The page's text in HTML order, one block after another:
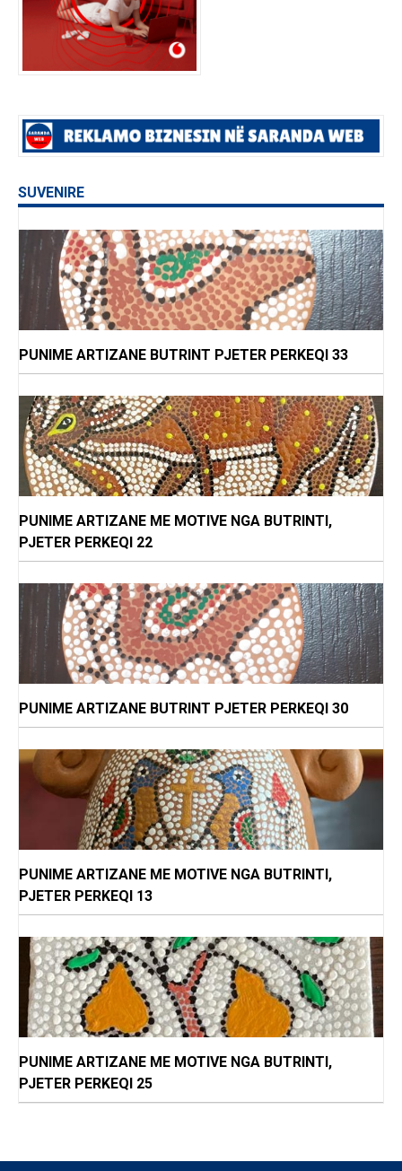
SUVENIRE
PUNIME ARTIZANE BUTRINT PJETER PERKEQI 33
PUNIME ARTIZANE ME MOTIVE NGA BUTRINTI,
PJETER PERKEQI 22
PUNIME ARTIZANE BUTRINT PJETER PERKEQI 30
PUNIME ARTIZANE ME MOTIVE NGA BUTRINTI,
PJETER PERKEQI 13
PUNIME ARTIZANE ME MOTIVE NGA BUTRINTI,
PJETER PERKEQI 25